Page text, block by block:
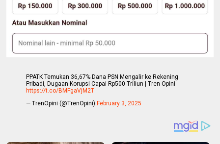
PPATK Temukan 36,67% Dana PSN Mengalir ke Rekening
Pribadi, Dugaan Korupsi Capai Rp500 Triliun | Tren Opini
https://t.co/BMFgaVjM2T
— TrenOpini (@TrenOpini)February 3, 2025